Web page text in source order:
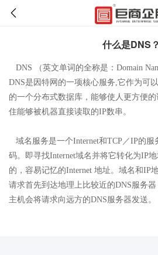
什么是DNS？
DNS （英文单词的全称是：Domain
DNS是因特网的一项核心服务,它作为可
的一个分布式数据库，能够使人更方便
住能够被机器直接读取的IP数串。
域名服务是一个Internet和TCP／IP的
码。即寻找Internet域名并将它转化为IP
的，容易记忆的Internet 地址。域名和IP
请求首先到达地理上比较近的DNS服务器
主机会将请求向远方的DNS服务器发送。